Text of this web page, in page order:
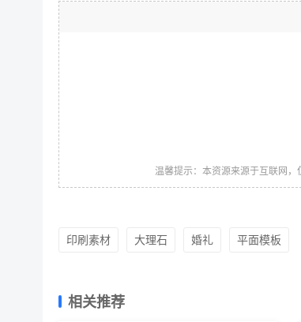
温馨提示：本资源来源于互联网
印刷素材 大理石 婚礼 平面模板
相关推荐